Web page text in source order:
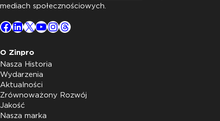
mediach społecznościowych.
Facebook
LinkedIn
X YouTube
Instagram
Threads
O Zinpro
Nasza Historia
Wydarzenia
Aktualności
Zrównoważony Rozwój
Jakość
Nasza marka